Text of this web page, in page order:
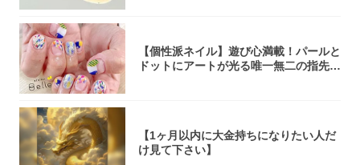
【個性派ネイル】遊び心満載！パールと
ドットにアートが光る唯一無二の指先が
【1ヶ月以内に大金持ちになりたい人だ
け見て下さい】